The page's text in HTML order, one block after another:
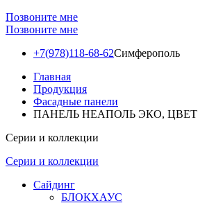
Позвоните мне
Позвоните мне
+7(978)118-68-62Симферополь
Главная
Продукция
Фасадные панели
ПАНЕЛЬ НЕАПОЛЬ ЭКО,
Серии и коллекции
Серии и коллекции
Сайдинг
БЛОКХАУС